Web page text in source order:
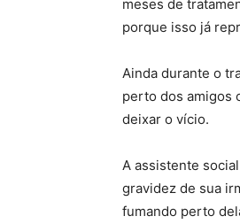
meses de
porque isso já
Ainda durante o
perto dos amigos
deixar o vício.
A assistente
gravidez de sua
fumando perto